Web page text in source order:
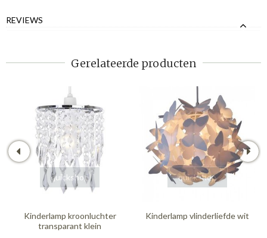
REVIEWS
Gerelateerde producten
quickshop
Kinderlamp kroonluchter
transparant klein
quickshop
Kinderlamp vlinderliefde wit